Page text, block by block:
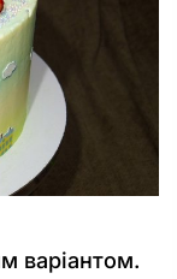
варіантом.